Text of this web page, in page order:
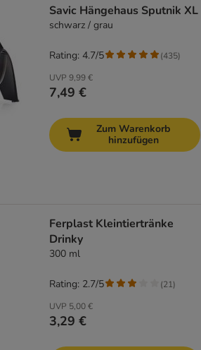
Savic Hängehaus Sputnik XL
schwarz / grau
UVP 9,99 €
7,49 €
Rating: 4.7/5 (435)
Zum Warenkorb
hinzufügen
Ferplast Kleintiertränke
Drinky
300 ml
UVP 5,00 €
3,29 €
Rating: 2.7/5 (21)